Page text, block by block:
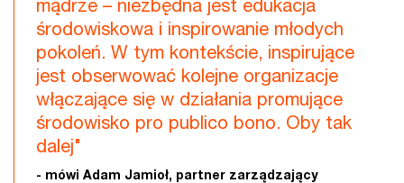
mądrze – niezbędna jest edukacja
środowiskowa i inspirowanie młodych
pokoleń. W tym kontekście, inspirujące
jest obserwować kolejne organizacje
włączające się w działania promujące
środowisko pro publico bono. Oby tak
dalej"
- mówi Adam Jamioł, partner zarządzający